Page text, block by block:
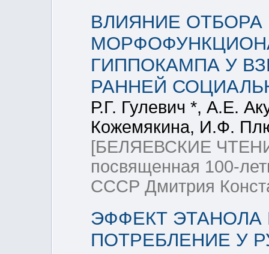
ВЛИЯНИЕ
ГИППОКАМПА У
РАННЕЙ
Р.Г. Гулевич *, А.Е.
Кожемякина, И.Ф.
[БЕЛЯЕВСКИЕ
посвященная 100-
СССР Дмитрия
ЭФФЕКТ
ПОТРЕБЛЕНИЕ У